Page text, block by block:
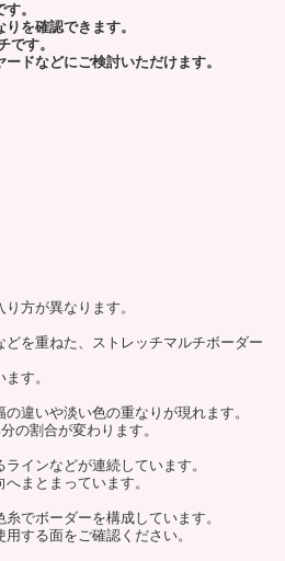
。
を確認できます。
です。
ドなどにご検討いただけます。
方が異なります。
を重ねた、ストレッチマルチボーダー
す。
違いや淡い色の重なりが現れます。
の割合が変わります。
インなどが連続しています。
まとまっています。
でボーダーを構成しています。
する面をご確認ください。